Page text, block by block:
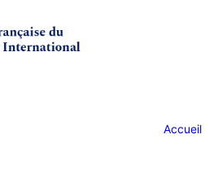
Accueil